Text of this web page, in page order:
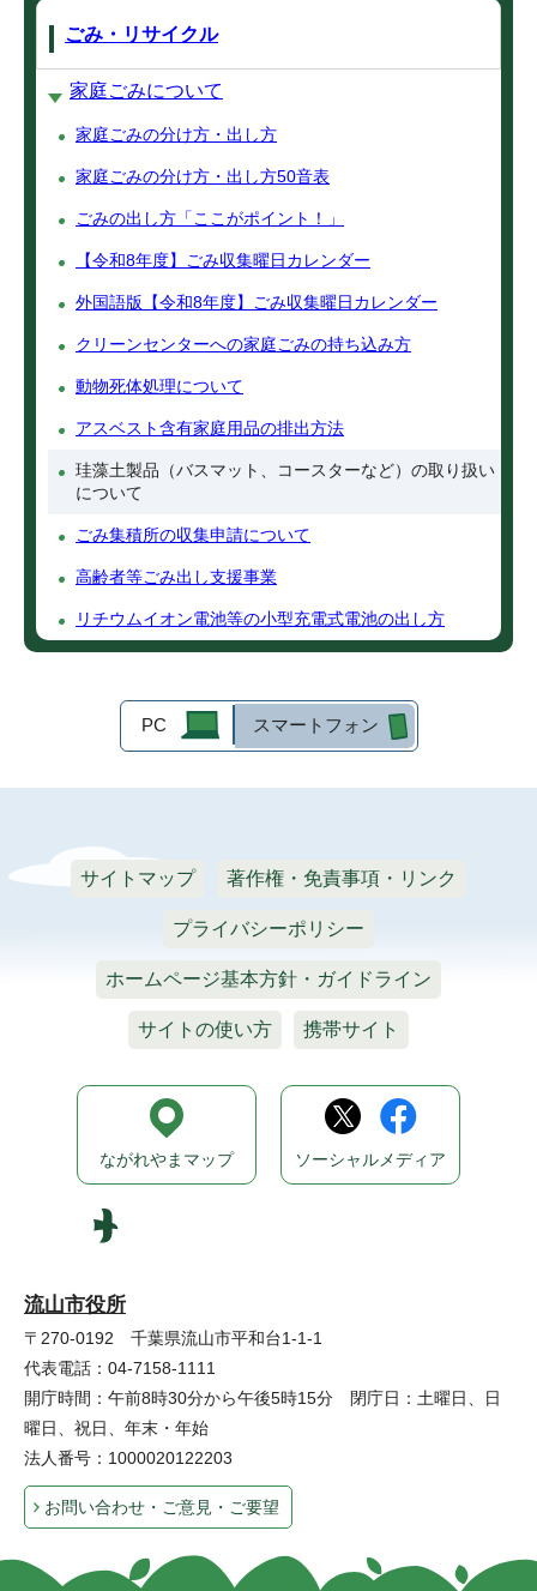
ごみ・リサイクル
家庭ごみについて
家庭ごみの分け方・出し方
家庭ごみの分け方・出し方50音表
ごみの出し方「ここがポイント！」
【令和8年度】ごみ収集曜日カレンダー
外国語版【令和8年度】ごみ収集曜日カレンダー
クリーンセンターへの家庭ごみの持ち込み方
動物死体処理について
アスベスト含有家庭用品の排出方法
珪藻土製品（バスマット、コースターなど）の取り扱い
について
ごみ集積所の収集申請について
高齢者等ごみ出し支援事業
リチウムイオン電池等の小型充電式電池の出し方
PC スマートフォン
サイトマップ 著作権・免責事項・リンク
プライバシーポリシー
ホームページ基本方針・ガイドライン
サイトの使い方 携帯サイト
流山市役所
〒270-0192 千葉県流山市平和台1-1-1
代表電話：04-7158-1111
開庁時間：午前8時30分から午後5時15分 閉庁日：土曜日、日
曜日、祝日、年末・年始
法人番号：1000020122203
お問い合わせ・ご意見・ご要望
ながれやまマップ ソーシャルメディア